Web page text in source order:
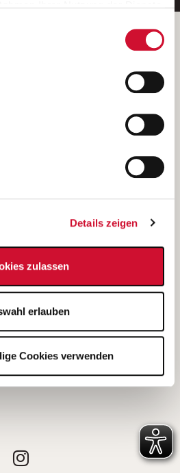
klicken, so stimmen
Cookies zu. Sie können
jederzeit widerrufen,
aufrufen und diese
Details zeigen
zulassen
erlauben
Cookies verwenden
AWO Bezirksverbandes Unterfranken